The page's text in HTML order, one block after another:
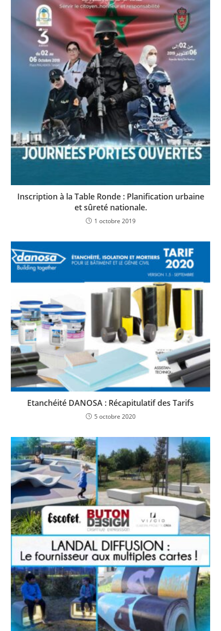
Inscription à la Table Ronde : Planification urbaine
et sûreté nationale.
1 octobre 2019
Etanchéité DANOSA : Récapitulatif des Tarifs
5 octobre 2020